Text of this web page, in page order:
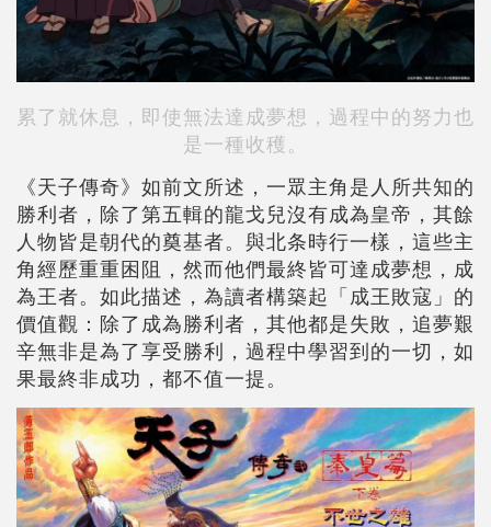
累了就休息，即使無法達成夢想，過程中的努力也
是一種收穫。
《天子傳奇》如前文所述，一眾主角是人所共知的
勝利者，除了第五輯的龍戈兒沒有成為皇帝，其餘
人物皆是朝代的奠基者。與北条時行一樣，這些主
角經歷重重困阻，然而他們最終皆可達成夢想，成
為王者。如此描述，為讀者構築起「成王敗寇」的
價值觀：除了成為勝利者，其他都是失敗，追夢艱
辛無非是為了享受勝利，過程中學習到的一切，如
果最終非成功，都不值一提。